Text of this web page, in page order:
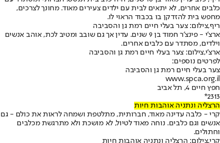
כלבים אחרים, לא יתאים לבית עם ילדים צעירים מאוד. מחונך לצרכים,
מחפש בית להזדקן בו בכבוד הראוי לו.
ריף,צילום: צער בעלי חיים רמת גן והסביבה
ארצ'י - פינצ'ר חמוד בן 9 שנים. עדין אך גם שובב ומטיב לכת, אוהב אנשים
וילדים, מסתדר עם כלבים אחרים.
ארצ'י,צילום: צער בעלי חיים רמת גן והסביבה
לפרטים נוספים:
צער בעלי חיים רמת גן והסביבה
www.spca.org.il
חפץ חיים 4, תל אביב
2313*
הרצליה ונתניה אוהבות חיות
קרי - כלבה עדינה מאוד, חברותית, מתלטפת ושמחה לראות את כולם - גם
אנשים וגם כלבים. נוחה מאוד לטיול, לא מושכת ולא מתרגשת מכלבים
וחתולים.
קרי,צילום: הרצליה ונתניה אוהבות חיות